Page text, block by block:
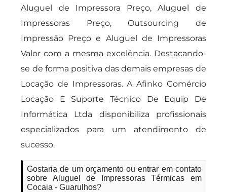
Aluguel de Impressora Preço, Aluguel de
Impressoras Preço, Outsourcing de
Impressão Preço e Aluguel de Impressoras
Valor com a mesma excelência. Destacando-
se de forma positiva das demais empresas de
Locação de Impressoras. A Afinko Comércio
Locação E Suporte Técnico De Equip De
Informática Ltda disponibiliza profissionais
especializados para um atendimento de
sucesso.
Gostaria de um orçamento ou entrar em contato
sobre Aluguel de Impressoras Térmicas em
Cocaia - Guarulhos?